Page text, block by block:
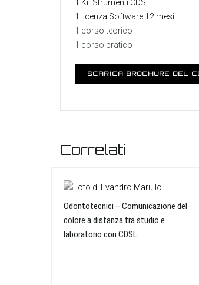
1 Kit Strumenti CDSL
1 licenza Software 12 mesi
1 corso teorico
1 corso pratico
SCARICA BROCHURE DEL
Correlati
Odontotecnici – Comunicazione del
colore a distanza tra studio e
laboratorio con CDSL